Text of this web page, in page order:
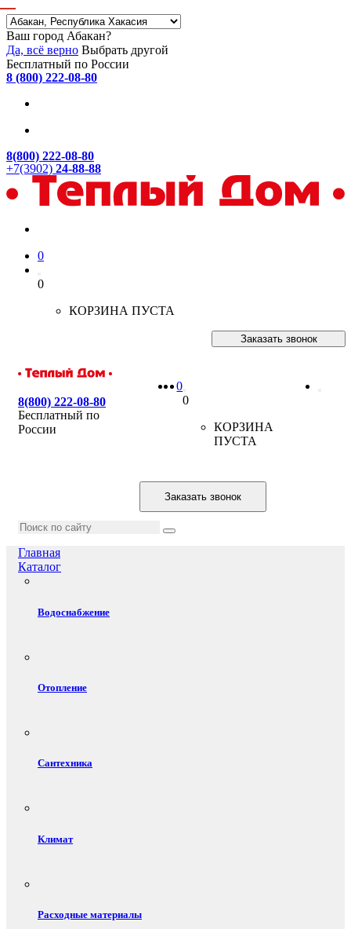
Ваш город Абакан?
Да, всё верно Выбрать другой
Бесплатный по России
8 (800) 222-08-80
8(800) 222-08-80
+7(3902) 24-88-88
0
0
КОРЗИНА ПУСТА
Заказать звонок
8(800) 222-08-80
Бесплатный по
России
0
0
КОРЗИНА
ПУСТА
Заказать звонок
Главная
Каталог
Водоснабжение
Отопление
Сантехника
Климат
Расходные материалы